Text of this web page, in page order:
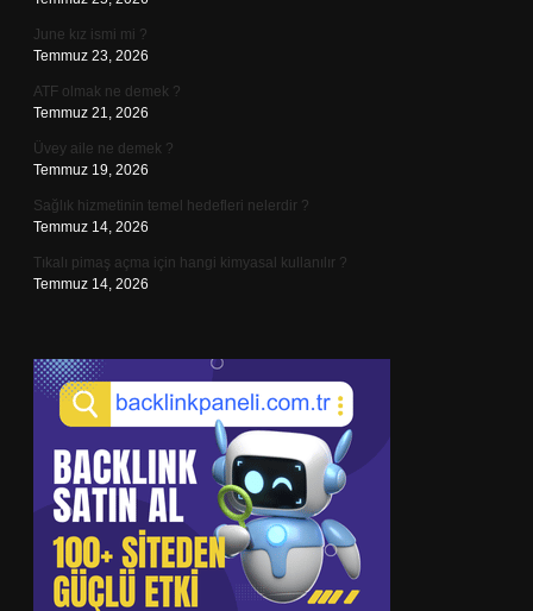
June kız ismi mi ?
Temmuz 23, 2026
ATF olmak ne demek ?
Temmuz 21, 2026
Üvey aile ne demek ?
Temmuz 19, 2026
Sağlık hizmetinin temel hedefleri nelerdir ?
Temmuz 14, 2026
Tıkalı pimaş açma için hangi kimyasal kullanılır ?
Temmuz 14, 2026